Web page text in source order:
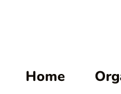
Home